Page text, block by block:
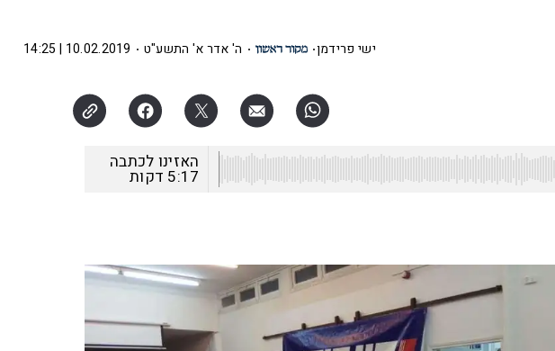
ישי פרידמן ה' אדר א' התשע"ט 10.02.2019 | 14:25
האזינו לכתבה
5:17 דקות